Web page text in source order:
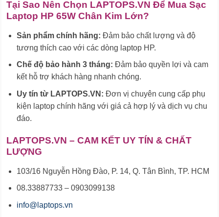
Tại Sao Nên Chọn LAPTOPS.VN Để Mua Sạc
Laptop HP 65W Chân Kim Lớn?
Sản phẩm chính hãng: Đảm bảo chất lượng và độ
tương thích cao với các dòng laptop HP.
Chế độ bảo hành 3 tháng: Đảm bảo quyền lợi và cam
kết hỗ trợ khách hàng nhanh chóng.
Uy tín từ LAPTOPS.VN: Đơn vị chuyên cung cấp phụ
kiện laptop chính hãng với giá cả hợp lý và dịch vụ chu
đáo.
LAPTOPS.VN – CAM KẾT UY TÍN & CHẤT
LƯỢNG
103/16 Nguyễn Hồng Đào, P. 14, Q. Tân Bình, TP. HCM
08.33887733 – 0903099138
info@laptops.vn